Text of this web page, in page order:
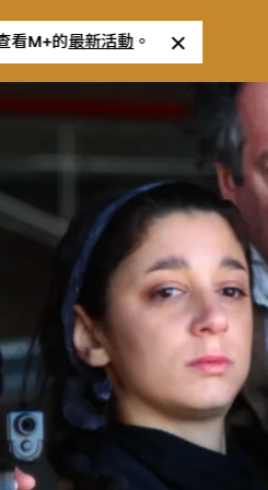
看M+的最新活動 。